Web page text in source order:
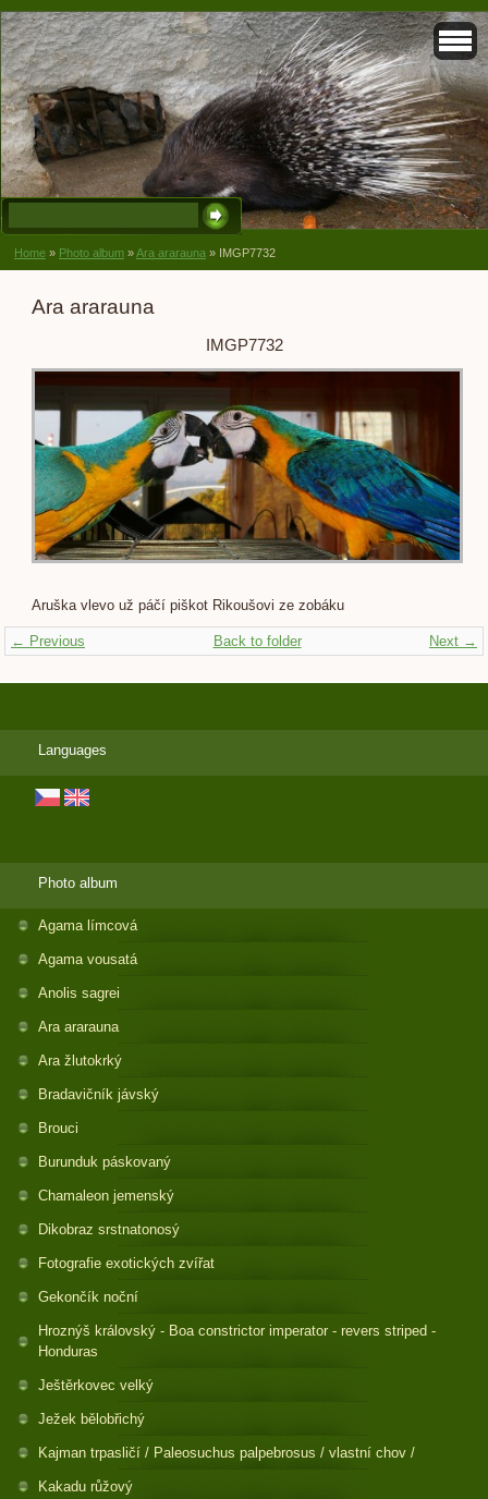
Home » Photo album »Ara ararauna » IMGP7732
Ara ararauna
IMGP7732
Aruška vlevo už páčí piškot Rikoušovi ze zobáku
← Previous Next →
Back to folder
Languages
Photo album
Agama límcová
Agama vousatá
Anolis sagrei
Ara ararauna
Ara žlutokrký
Bradavičník jávský
Brouci
Burunduk páskovaný
Chamaleon jemenský
Dikobraz srstnatonosý
Fotografie exotických zvířat
Gekončík noční
Hroznýš královský - Boa constrictor imperator - revers striped -
Honduras
Ještěrkovec velký
Ježek bělobřichý
Kajman trpasličí / Paleosuchus palpebrosus / vlastní chov /
Kakadu růžový